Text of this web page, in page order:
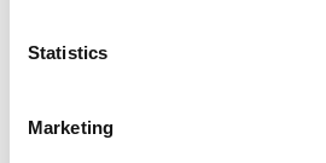
Statistics
Marketing
ook een snelle laad- en
een fluitje van een cent.